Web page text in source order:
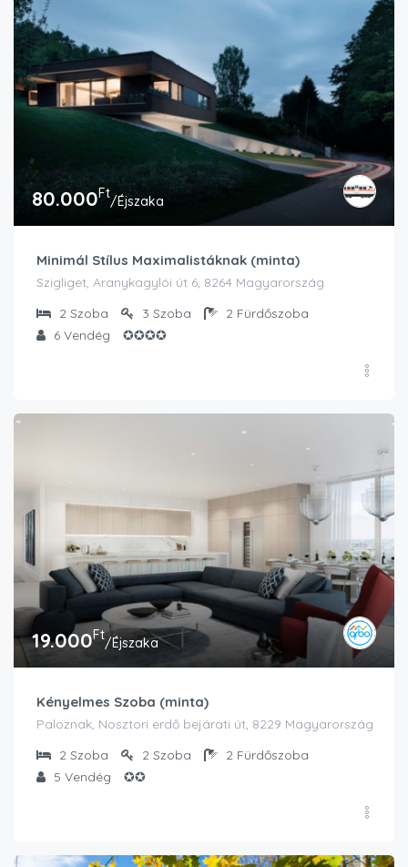
80.000Ft/Éjszaka
Minimál Stílus Maximalistáknak (minta)
Szigliget, Aranykagylói út 6, 8264 Magyarország
2 Szoba 3 Szoba 2 Fürdőszoba
6 Vendég ✪✪✪✪
19.000Ft/Éjszaka
Kényelmes Szoba (minta)
Paloznak, Nosztori erdő bejárati út, 8229 Magyarország
2 Szoba 2 Szoba 2 Fürdőszoba
5 Vendég ✪✪